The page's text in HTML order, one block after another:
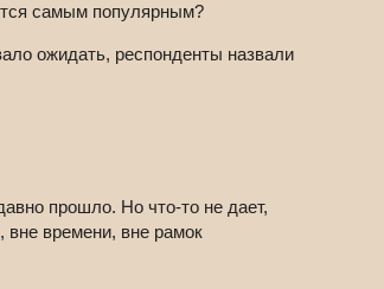
самым популярным?
ожидать, респонденты назвали
прошло. Но что-то не дает,
вне времени, вне рамок